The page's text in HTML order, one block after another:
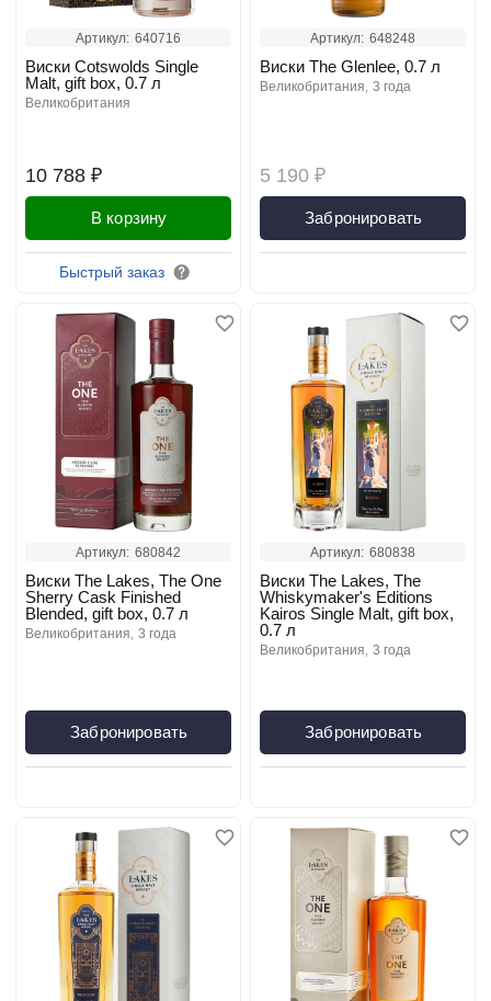
Артикул: 640716
10 788 ₽
Виски Cotswolds Single
Malt, gift box, 0.7 л
великобритания
В корзину
Быстрый заказ
Артикул: 648248
5 190 ₽
Виски The Glenlee, 0.7 л
великобритания 3 года
Забронировать
Артикул: 680842
Виски The Lakes, The One
Sherry Cask Finished
Blended, gift box, 0.7 л
великобритания 3 года
Забронировать
Артикул: 680838
Виски The Lakes, The
Whiskymaker's Editions
Kairos Single Malt, gift box,
0.7 л
великобритания 3 года
Забронировать